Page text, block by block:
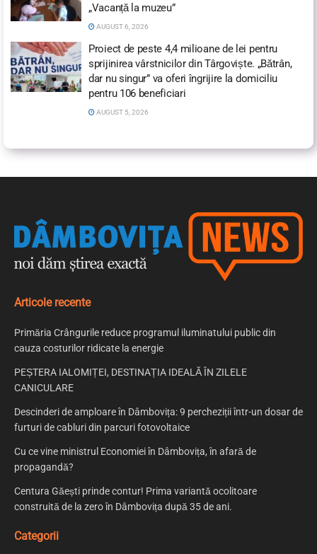
„Vacanță la muzeu”
AUGUST 6, 2026
Proiect de peste 4,4 milioane de lei pentru
sprijinirea vârstnicilor din Târgoviște. „Bătrân,
dar nu singur” va oferi îngrijire la domiciliu
pentru 106 beneficiari
AUGUST 5, 2026
Articole recente
Primăria Crângurile reduce programul iluminatului public din
cauza costurilor ridicate la energie
PEȘTERA IALOMIȚEI, DESTINAȚIA IDEALĂ ÎN ZILELE
CANICULARE
Descinderi de amploare în Dâmbovița: 9 percheziții într-un dosar de
furturi de cabluri din parcuri fotovoltaice
Cu ce vine ministrul Economiei în Dâmbovița, în afară de
propagandă?
Centura Găești prinde contur! Prima variantă ocolitoare
construită de la zero în Dâmbovița după 35 de ani.
Categorii